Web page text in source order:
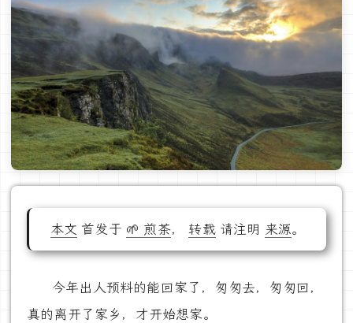
本文 首发于 🌱 煎茶，转载请注明 来源。
今年出人预料的能回家了，匆匆去，匆匆回，
真的离开了家乡，才开始想家。